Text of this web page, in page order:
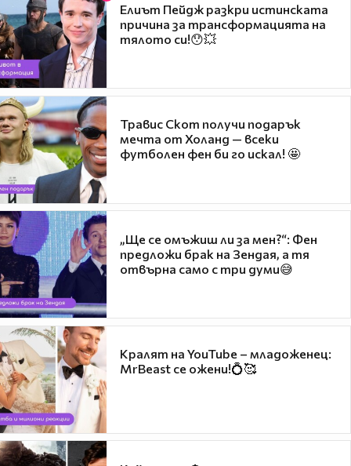
Елиът Пейдж разкри истинската
причина за трансформацията на
тялото си!😯💥
Травис Скот получи подарък
мечта от Холанд — всеки
футболен фен би го искал! 🤩
„Ще се омъжиш ли за мен?“: Фен
предложи брак на Зендая, а тя
отвърна само с три думи😅
Кралят на YouTube – младоженец:
MrBeast се ожени!💍🥰